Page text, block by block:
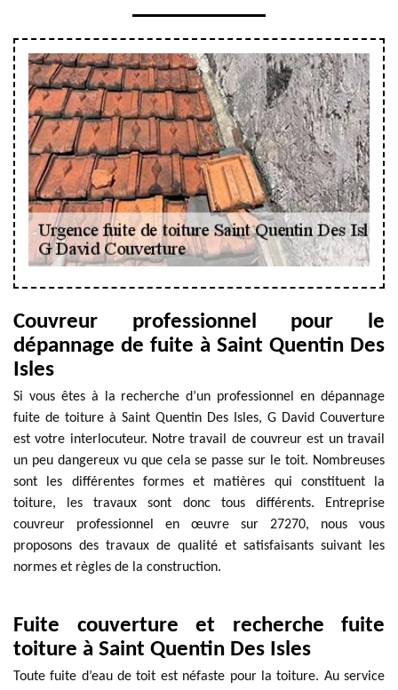
Couvreur professionnel pour le
dépannage de fuite à Saint Quentin Des
Isles
Si vous êtes à la recherche d’un professionnel en dépannage
fuite de toiture à Saint Quentin Des Isles, G David Couverture
est votre interlocuteur. Notre travail de couvreur est un travail
un peu dangereux vu que cela se passe sur le toit. Nombreuses
sont les différentes formes et matières qui constituent la
toiture, les travaux sont donc tous différents. Entreprise
couvreur professionnel en œuvre sur 27270, nous vous
proposons des travaux de qualité et satisfaisants suivant les
normes et règles de la construction.
Fuite couverture et recherche fuite
toiture à Saint Quentin Des Isles
Toute fuite d’eau de toit est néfaste pour la toiture. Au service